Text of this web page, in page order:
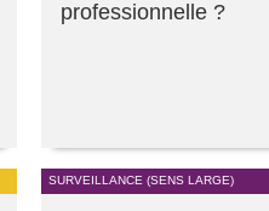
professionnelle ?
SURVEILLANCE (SENS LARGE)